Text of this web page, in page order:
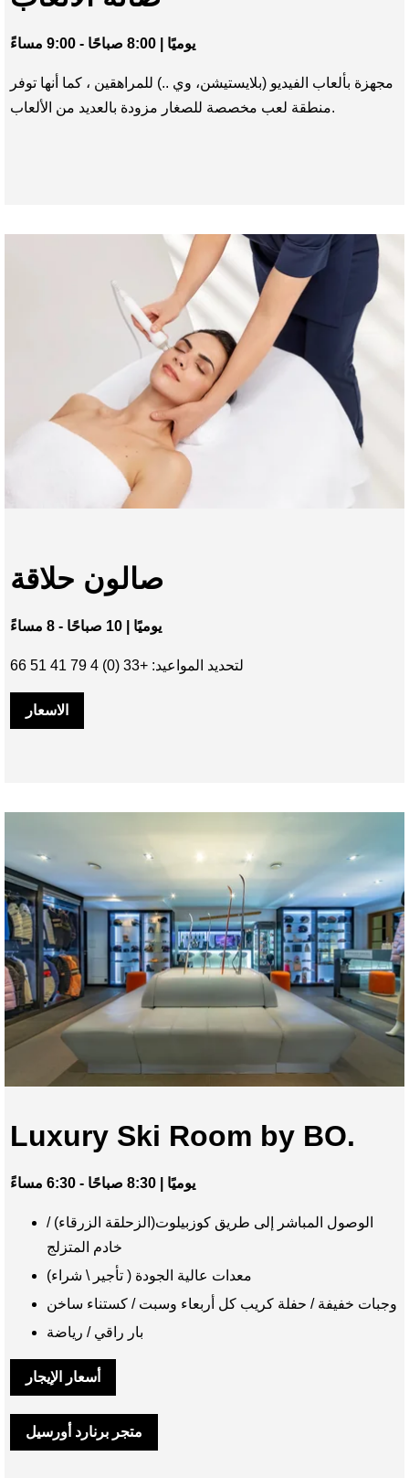
يوميًا | 8:00 صباحًا - 9:00 مساءً
مجهزة بألعاب الفيديو (بلايستيشن، وي ..) للمراهقين ، كما أنها توفر
منطقة لعب مخصصة للصغار مزودة بالعديد من الألعاب.
صالون حلاقة
يوميًا | 10 صباحًا - 8 مساءً
لتحديد المواعيد: +33 (0) 4 79 41 51 66
الاسعار
Luxury Ski Room by BO.
يوميًا | 8:30 صباحًا - 6:30 مساءً
الوصول المباشر إلى طريق كوزبيلوت(الزحلقة الزرقاء) /
خادم المتزلج
معدات عالية الجودة ( تأجير \ شراء)
وجبات خفيفة / حفلة كريب كل أربعاء وسبت / كستناء ساخن
بار راقي / رياضة
أسعار الإيجار
متجر برنارد أورسيل
APARTMENTS
المطعم والبار
المنتجع الصحي
كورشوفيل
Hôtel Le Strato
661 Rue de Bellecôte
73120 Courchevel 1850 - France
+33 4 79 41 51 60
nfo@hotelstrato.com البريد